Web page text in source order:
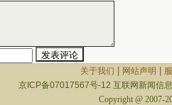
关于我们 | 网站声明 |
京ICP备07017567号-12 互联网新闻信
Copyright @ 2007-